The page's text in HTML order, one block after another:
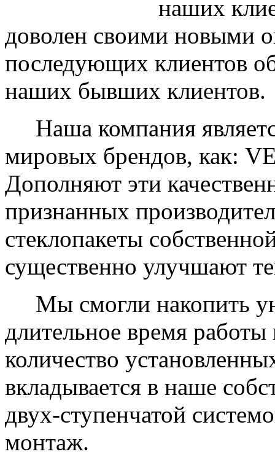
наших
доволен своими новыми
последующих клиентов
наших бывших клиентов.
Наша компания
мировых брендов, как:
Дополняют эти
признанных
стеклопакеты
существенно улучшают
Мы смогли накопить
длительное время
количество
вкладывается в наше
двух-ступенчатой
монтаж.